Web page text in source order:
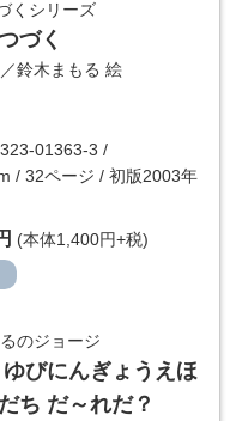
くシリーズ
づく
鈴木まもる 絵
01363-3 /
/ 32ページ / 初版2003年
(本体1,400円+税)
のジョージ
びにんぎょうえほ
ち だ～れだ？